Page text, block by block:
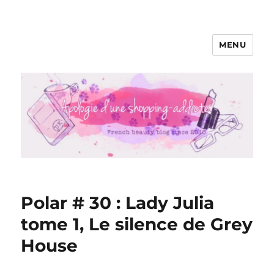
Apologie d'une Shopping-addicte
MENU
Polar # 30 : Lady Julia
tome 1, Le silence de Grey
House